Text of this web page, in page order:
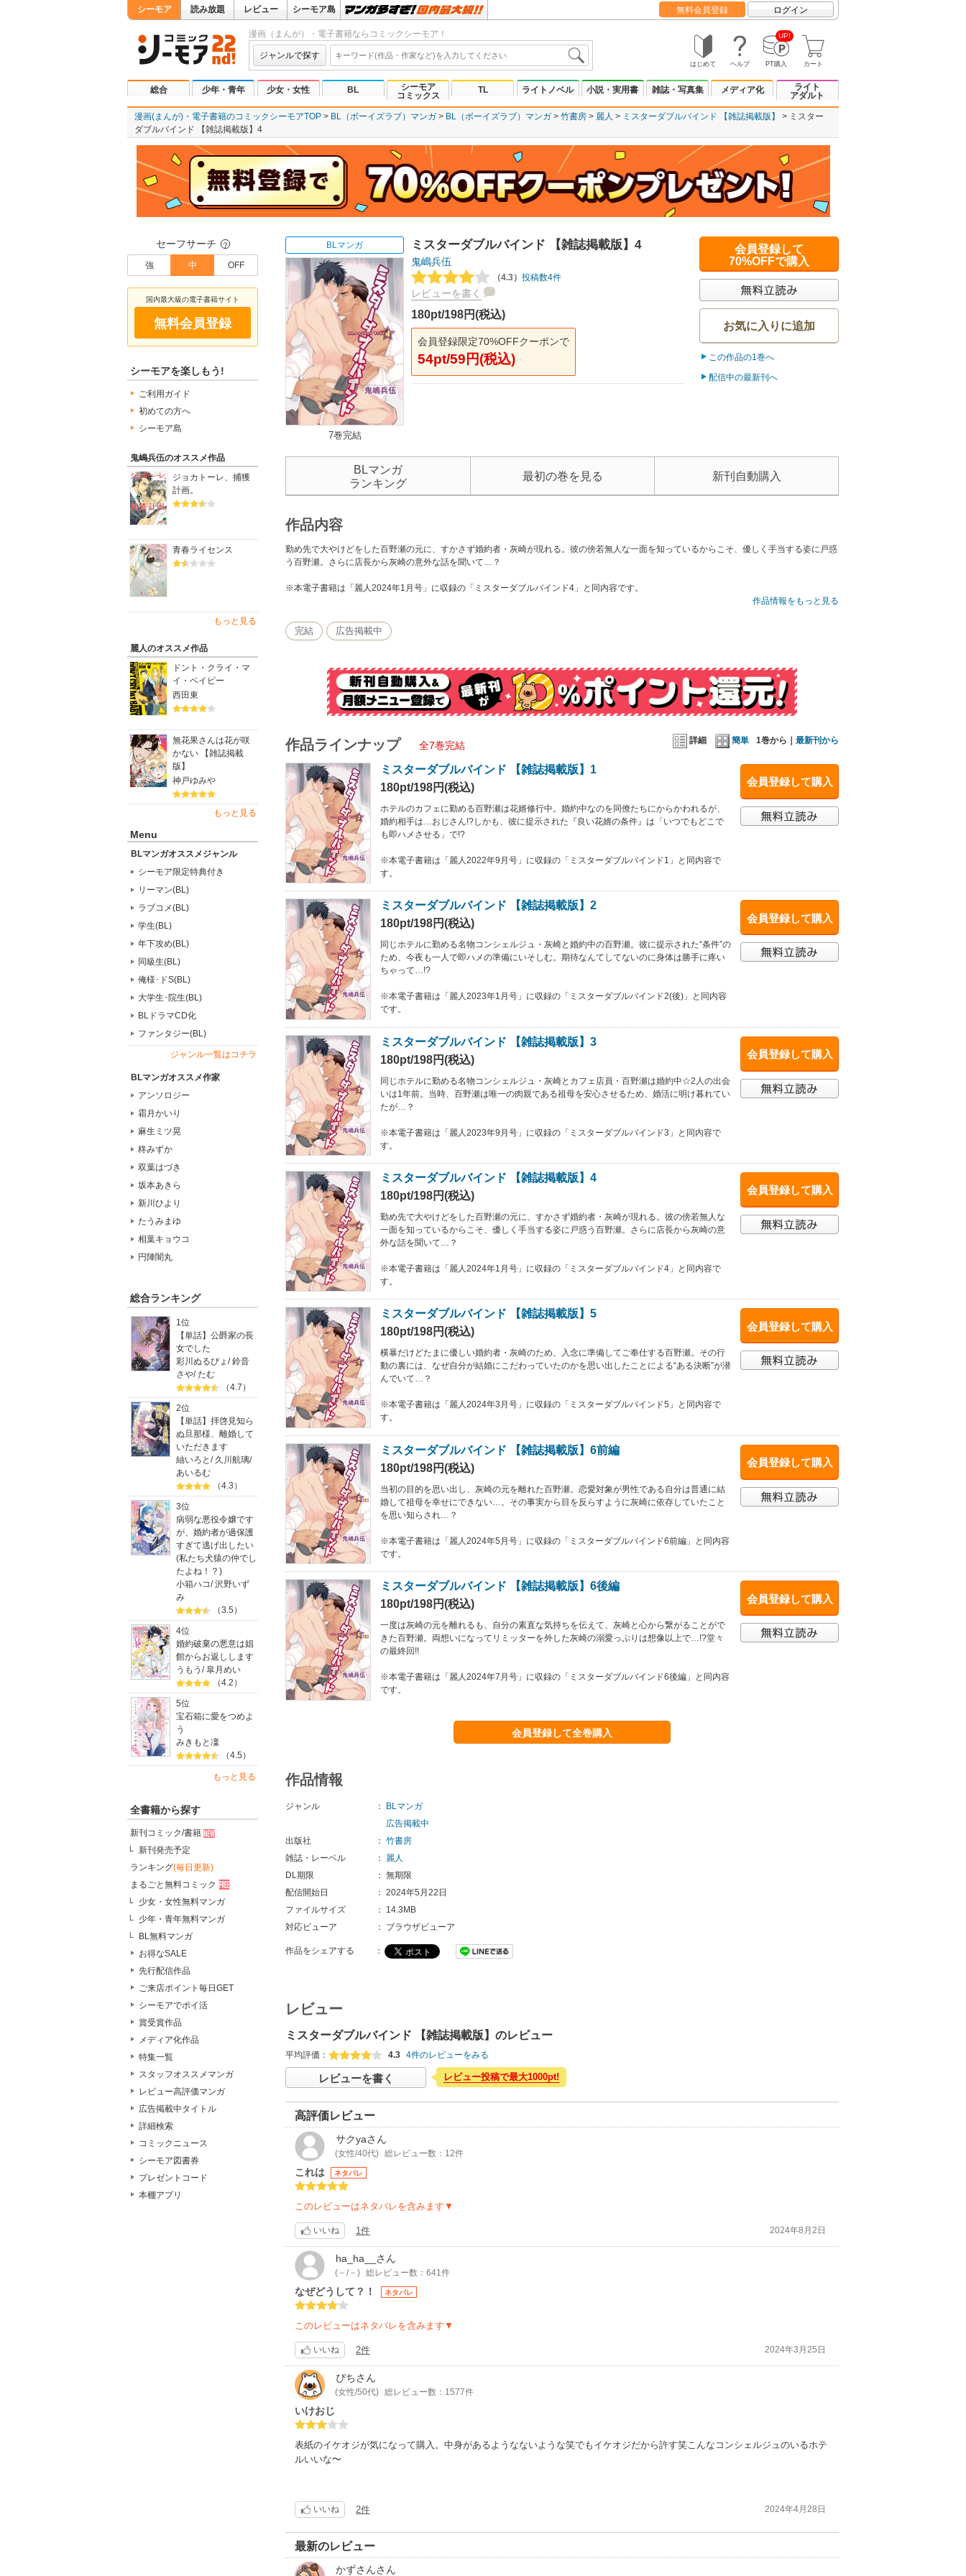
シーモア 読み放題 レビュー シーモア島 無料会員登録 ログイン
漫画（まんが）・電子書籍ならコミックシーモア！
ジャンルで探す
はじめて ヘルプ
UP!
PT購入 カート
総合 少年・青年 少女・女性 BL
シーモア
コミックス
TL ライトノベル 小説・実用書 雑誌・写真集 メディア化
ライト
アダルト
漫画(まんが)・電子書籍のコミックシーモアTOP BL（ボーイズラブ）マンガ BL（ボーイズラブ）マンガ 竹書房 麗人 ミスターダブルバインド 【雑誌掲載版】
ミスター
ダブルバインド 【雑誌掲載版】4
セーフサーチ ？
強 中 OFF
国内最大級の電子書籍サイト
無料会員登録
シーモアを楽しもう!
ご利用ガイド
初めての方へ
シーモア島
鬼嶋兵伍のオススメ作品
ジョカトーレ、捕獲
計画。
青春ライセンス
もっと見る
麗人のオススメ作品
ドント・クライ・マ
イ・ベイビー
西田東
無花果さんは花が咲
かない 【雑誌掲載
版】
神戸ゆみや
もっと見る
Menu
BLマンガオススメジャンル
シーモア限定特典付き
リーマン(BL)
ラブコメ(BL)
学生(BL)
年下攻め(BL)
同級生(BL)
俺様･ドS(BL)
大学生･院生(BL)
BLドラマCD化
ファンタジー(BL)
ジャンル一覧はコチラ
BLマンガオススメ作家
アンソロジー
霜月かいり
麻生ミツ晃
柊みずか
双葉はづき
坂本あきら
新川ひより
たうみまゆ
相葉キョウコ
円陣闇丸
総合ランキング
1位
【単話】公爵家の長
女でした
彩川ぬるぴょ /鈴音
さや/たむ
（4.7）
2位
【単話】拝啓見知ら
ぬ旦那様、離婚して
いただきます
紬いろと / 久川航璃/
あいるむ
（4.3）
3位
病弱な悪役令嬢です
が、婚約者が過保護
すぎて逃げ出したい
(私たち犬猿の仲でし
たよね！？)
小箱ハコ/沢野いず
み
（3.5）
4位
婚約破棄の悪意は娼
館からお返しします
うもう /皐月めい
（4.2）
5位
宝石箱に愛をつめよ
う
みきもと凜
（4.5）
もっと見る
全書籍から探す
新刊コミック/書籍
新刊発売予定
ランキング(毎日更新)
まるごと無料コミック
少女・女性無料マンガ
少年・青年無料マンガ
BL無料マンガ
お得なSALE
先行配信作品
ご来店ポイント毎日GET
シーモアでポイ活
賞受賞作品
メディア化作品
特集一覧
スタッフオススメマンガ
レビュー高評価マンガ
広告掲載中タイトル
詳細検索
コミックニュース
シーモア図書券
プレゼントコード
本棚アプリ
BLマンガ
7巻完結
ミスターダブルバインド 【雑誌掲載版】4
鬼嶋兵伍
（4.3） 投稿数4件
レビューを書く
180pt/198円(税込)
会員登録限定70%OFFクーポンで
54pt/59円(税込)
会員登録して
70%OFFで購入
お気に入りに追加
この作品の1巻へ
配信中の最新刊へ
BLマンガ
ランキング
最初の巻を見る 新刊自動購入
作品内容
勤め先で大やけどをした百野瀬の元に、すかさず婚約者・灰崎が現れる。彼の傍若無人な一面を知っているからこそ、優しく手当する姿に戸惑
う百野瀬。さらに店長から灰崎の意外な話を聞いて…？
※本電子書籍は「麗人2024年1月号」に収録の「ミスターダブルバインド4」と同内容です。
作品情報をもっと見る
完結 広告掲載中
詳細 簡単 1巻から｜ 最新刊から
作品ラインナップ 全7巻完結
会員登録して購入
ミスターダブルバインド 【雑誌掲載版】1
180pt/198円(税込)
ホテルのカフェに勤める百野瀬は花婿修行中。婚約中なのを同僚たちにからかわれるが、
婚約相手は…おじさん!?しかも、彼に提示された『良い花婿の条件』は「いつでもどこで
も即ハメさせる」で!?
※本電子書籍は「麗人2022年9月号」に収録の「ミスターダブルバインド1」と同内容で
す。
会員登録して購入
ミスターダブルバインド 【雑誌掲載版】2
180pt/198円(税込)
同じホテルに勤める名物コンシェルジュ・灰崎と婚約中の百野瀬。彼に提示された“条件”の
ため、今夜も一人で即ハメの準備にいそしむ。期待なんてしてないのに身体は勝手に疼い
ちゃって…!?
※本電子書籍は「麗人2023年1月号」に収録の「ミスターダブルバインド2(後)」と同内容
です。
会員登録して購入
ミスターダブルバインド 【雑誌掲載版】3
180pt/198円(税込)
同じホテルに勤める名物コンシェルジュ・灰崎とカフェ店員・百野瀬は婚約中☆2人の出会
いは1年前。当時、百野瀬は唯一の肉親である祖母を安心させるため、婚活に明け暮れてい
たが…？
※本電子書籍は「麗人2023年9月号」に収録の「ミスターダブルバインド3」と同内容で
す。
会員登録して購入
ミスターダブルバインド 【雑誌掲載版】4
180pt/198円(税込)
勤め先で大やけどをした百野瀬の元に、すかさず婚約者・灰崎が現れる。彼の傍若無人な
一面を知っているからこそ、優しく手当する姿に戸惑う百野瀬。さらに店長から灰崎の意
外な話を聞いて…？
※本電子書籍は「麗人2024年1月号」に収録の「ミスターダブルバインド4」と同内容で
す。
会員登録して購入
ミスターダブルバインド 【雑誌掲載版】5
180pt/198円(税込)
横暴だけどたまに優しい婚約者・灰崎のため、入念に準備してご奉仕する百野瀬。その行
動の裏には、なぜ自分が結婚にこだわっていたのかを思い出したことによる“ある決断”が潜
んでいて…？
※本電子書籍は「麗人2024年3月号」に収録の「ミスターダブルバインド5」と同内容で
す。
会員登録して購入
ミスターダブルバインド 【雑誌掲載版】6前編
180pt/198円(税込)
当初の目的を思い出し、灰崎の元を離れた百野瀬。恋愛対象が男性である自分は普通に結
婚して祖母を幸せにできない…。その事実から目を反らすように灰崎に依存していたこと
を思い知らされ…？
※本電子書籍は「麗人2024年5月号」に収録の「ミスターダブルバインド6前編」と同内容
です。
会員登録して購入
ミスターダブルバインド 【雑誌掲載版】6後編
180pt/198円(税込)
一度は灰崎の元を離れるも、自分の素直な気持ちを伝えて、灰崎と心から繋がることがで
きた百野瀬。両想いになってリミッターを外した灰崎の溺愛っぷりは想像以上で…!?堂々
の最終回!!
※本電子書籍は「麗人2024年7月号」に収録の「ミスターダブルバインド6後編」と同内容
です。
会員登録して全巻購入
作品情報
ジャンル ：
BLマンガ
広告掲載中
出版社
： 竹書房
雑誌・レーベル
：
麗人
DL期限
： 無期限
配信開始日
： 2024年5月22日
ファイルサイズ
：
14.3MB
対応ビューア
： ブラウザビューア
作品をシェアする ：
レビュー
ミスターダブルバインド 【雑誌掲載版】のレビュー
平均評価： 4.3 4件のレビューをみる
レビューを書く レビュー投稿で最大1000pt!
高評価レビュー
サクyaさん
(女性/40代) 総レビュー数：12件
これは ネタバレ
このレビューはネタバレを含みます▼
いいね 1件 2024年8月2日
ha_ha__ さん
(－/－) 総レビュー数：641件
なぜどうして？！ ネタバレ
このレビューはネタバレを含みます▼
いいね 2件 2024年3月25日
ぴちさん
(女性/50代) 総レビュー数：1577件
いけおじ
表紙のイケオジが気になって購入。中身があるようなないような笑でもイケオジだから許す笑こんなコンシェルジュのいるホテ
ルいいな〜
いいね 2件 2024年4月28日
最新のレビュー
かずさんさん